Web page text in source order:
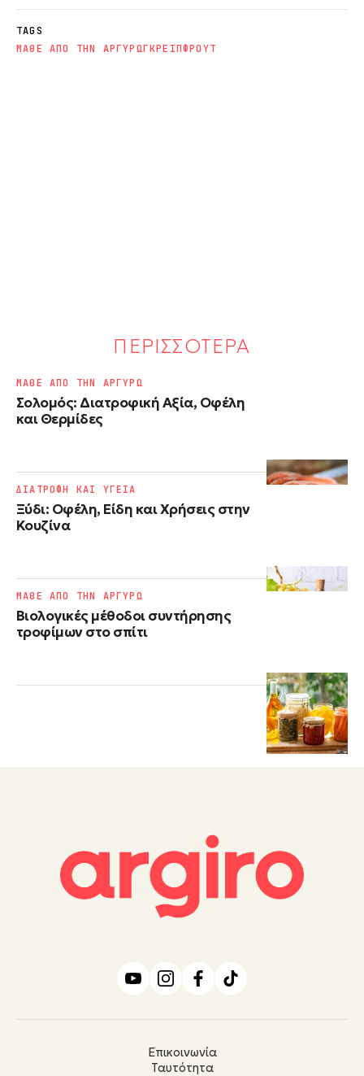
TAGS
ΜΑΘΕ ΑΠΟ ΤΗΝ ΑΡΓΥΡΩΓΚΡΕΙΠΦΡΟΥΤ
ΠΕΡΙΣΣΟΤΕΡΑ
Σολομός: Διατροφική Αξία, Οφέλη
και Θερμίδες
ΜΑΘΕ ΑΠΟ ΤΗΝ ΑΡΓΥΡΩ
Ξύδι: Οφέλη, Είδη και Χρήσεις στην
Κουζίνα
ΔΙΑΤΡΟΦΗ ΚΑΙ ΥΓΕΙΑ
Βιολογικές μέθοδοι συντήρησης
τροφίμων στο σπίτι
ΜΑΘΕ ΑΠΟ ΤΗΝ ΑΡΓΥΡΩ
Επικοινωνία
Ταυτότητα